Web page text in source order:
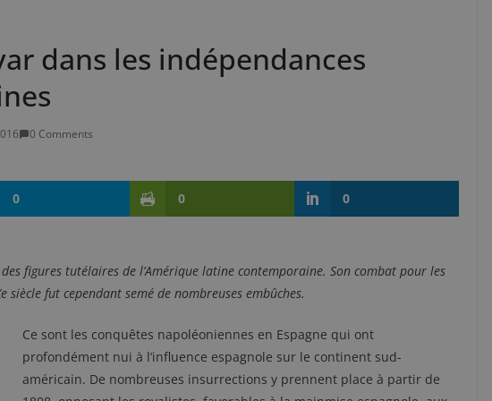
dans les indépendances
0 Comments
0 0 0
figures tutélaires de l’Amérique latine contemporaine. Son combat pour les
siècle fut cependant semé de nombreuses embûches.
Ce sont les conquêtes napoléoniennes en Espagne qui ont
profondément nui à l’influence espagnole sur le continent sud-
américain. De nombreuses insurrections y prennent place à partir de